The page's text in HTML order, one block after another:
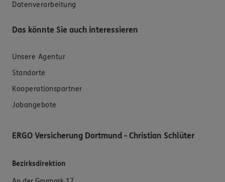
Datenverarbeitung
Das könnte Sie auch interessieren
Unsere Agentur
Standorte
Kooperationspartner
Jobangebote
ERGO Versicherung Dortmund - Christian Schlüter
Bezirksdirektion